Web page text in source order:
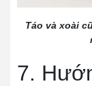
Táo và xoài
7.